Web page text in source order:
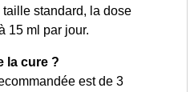
standard, la dose
15 ml par jour.
la cure ?
est de 3